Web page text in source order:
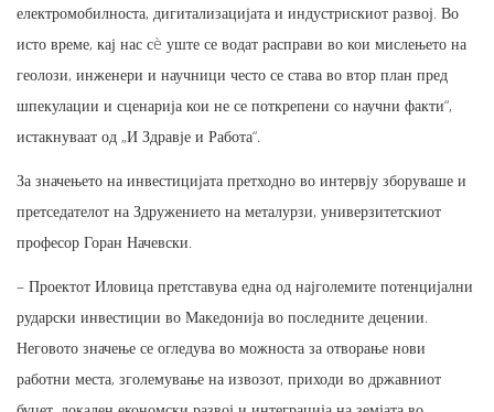
електромобилноста, дигитализацијата и индустрискиот развој. Во
исто време, кај нас сè уште се водат расправи во кои мислењето на
геолози, инженери и научници често се става во втор план пред
шпекулации и сценарија кои не се поткрепени со научни факти“,
истакнуваат од „И Здравје и Работа“.
За значењето на инвестицијата претходно во интервју зборуваше и
претседателот на Здружението на металурзи, универзитетскиот
професор Горан Начевски.
– Проектот Иловица претставува една од најголемите потенцијални
рударски инвестиции во Македонија во последните децении.
Неговото значење се огледува во можноста за отворање нови
работни места, зголемување на извозот, приходи во државниот